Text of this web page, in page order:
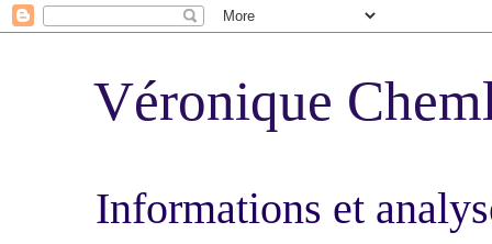
Véronique
Informations et